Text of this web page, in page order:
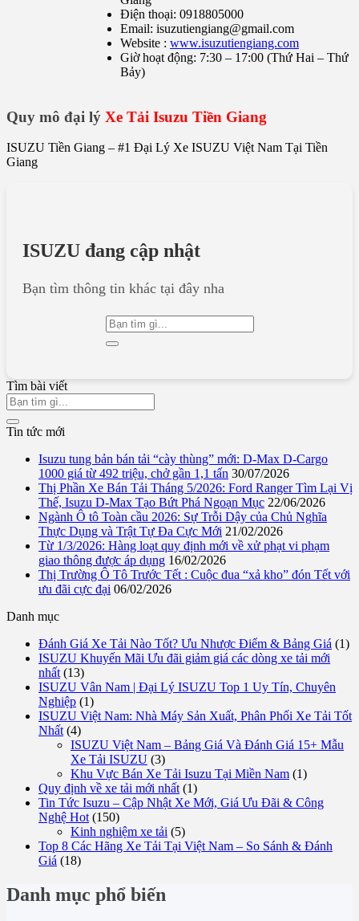
Điện thoại: 0918805000
Email: isuzutiengiang@gmail.com
Website : www.isuzutiengiang.com
Giờ hoạt động: 7:30 – 17:00 (Thứ Hai – Thứ
Bảy)
Quy mô đại lý Xe Tải Isuzu Tiền Giang
ISUZU Tiền Giang – #1 Đại Lý Xe ISUZU Việt Nam Tại Tiền
Giang
ISUZU đang cập nhật
Bạn tìm thông tin khác tại đây nha
Tìm bài viết
Tin tức mới
Isuzu tung bản bán tải “cày thùng” mới: D-Max D-Cargo
1000 giá từ 492 triệu, chở gần 1,1 tấn 30/07/2026
Thị Phần Xe Bán Tải Tháng 5/2026: Ford Ranger Tìm Lại Vị
Thế, Isuzu D-Max Tạo Bứt Phá Ngoạn Mục 22/06/2026
Ngành Ô tô Toàn cầu 2026: Sự Trỗi Dậy của Chủ Nghĩa
Thực Dụng và Trật Tự Đa Cực Mới 21/02/2026
Từ 1/3/2026: Hàng loạt quy định mới về xử phạt vi phạm
giao thông được áp dụng 16/02/2026
Thị Trường Ô Tô Trước Tết : Cuộc đua “xả kho” đón Tết với
ưu đãi cực đại 06/02/2026
Danh mục
Đánh Giá Xe Tải Nào Tốt? Ưu Nhược Điểm & Bảng Giá (1)
ISUZU Khuyến Mãi Ưu đãi giảm giá các dòng xe tải mới
nhất (13)
ISUZU Vân Nam | Đại Lý ISUZU Top 1 Uy Tín, Chuyên
Nghiệp (1)
ISUZU Việt Nam: Nhà Máy Sản Xuất, Phân Phối Xe Tải Tốt
Nhất (4)
ISUZU Việt Nam – Bảng Giá Và Đánh Giá 15+ Mẫu
Xe Tải ISUZU (3)
Khu Vực Bán Xe Tải Isuzu Tại Miền Nam (1)
Quy định về xe tải mới nhất (1)
Tin Tức Isuzu – Cập Nhật Xe Mới, Giá Ưu Đãi & Công
Nghệ Hot (150)
Kinh nghiệm xe tải (5)
Top 8 Các Hãng Xe Tải Tại Việt Nam – So Sánh & Đánh
Giá (18)
Danh mục phổ biến